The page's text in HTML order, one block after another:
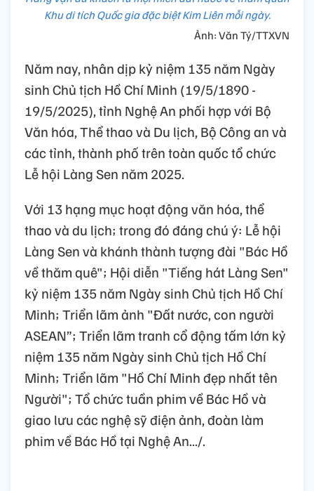
Khu di tích Quốc gia đặc biệt Kim Liên mỗi ngày.
Ảnh: Văn Tý/TTXVN
Năm nay, nhân dịp kỷ niệm 135 năm Ngày
sinh Chủ tịch Hồ Chí Minh (19/5/1890 -
19/5/2025), tỉnh Nghệ An phối hợp với Bộ
Văn hóa, Thể thao và Du lịch, Bộ Công an và
các tỉnh, thành phố trên toàn quốc tổ chức
Lễ hội Làng Sen năm 2025.
Với 13 hạng mục hoạt động văn hóa, thể
thao và du lịch; trong đó đáng chú ý: Lễ hội
Làng Sen và khánh thành tượng đài "Bác Hồ
về thăm quê"; Hội diễn "Tiếng hát Làng Sen"
kỷ niệm 135 năm Ngày sinh Chủ tịch Hồ Chí
Minh; Triển lãm ảnh "Đất nước, con người
ASEAN”; Triển lãm tranh cổ động tấm lớn kỷ
niệm 135 năm Ngày sinh Chủ tịch Hồ Chí
Minh; Triển lãm "Hồ Chí Minh đẹp nhất tên
Người"; Tổ chức tuần phim về Bác Hồ và
giao lưu các nghệ sỹ điện ảnh, đoàn làm
phim về Bác Hồ tại Nghệ An.../.